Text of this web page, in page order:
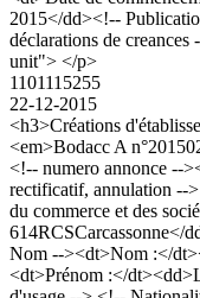
2015</dd><!--
déclarations de
unit"> </p>
1101115255
22-12-2015
<h3>Créations
<em>Bodacc A
<!-- numero annonce --
rectificatif, annulation --
du commerce et des
614RCSCarcassonne</
Nom --><dt>Nom :</
<dt>Prénom :</